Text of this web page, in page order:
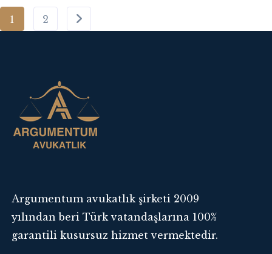
1 2
Argumentum avukatlık şirketi 2009
yılından beri Türk vatandaşlarına 100%
garantili kusursuz hizmet vermektedir.